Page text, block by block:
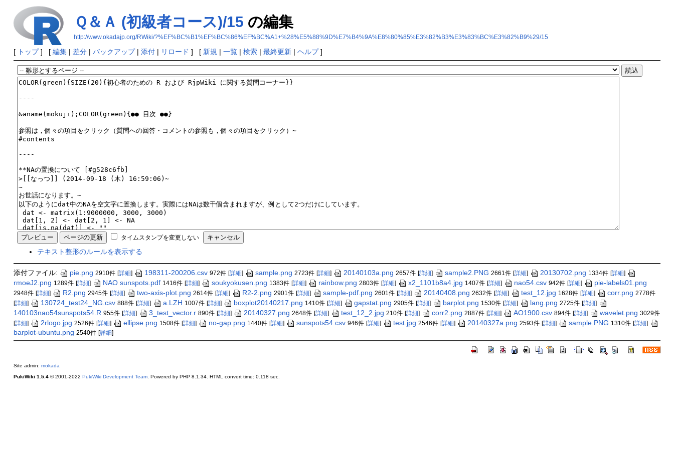
Ｑ＆Ａ (初級者コース)/15 の編集
http://www.okadajp.org/RWiki/?%EF%BC%B1%EF%BC%86%EF%BC%A1+%28%E5%88%9D%E7%B4%9A%E8%80%85%E3%82%B3%E3%83%BC%E3%82%B9%29/15
[ トップ] [ 編集| 差分| バックアップ| 添付| リロード ] [ 新規 | 一覧| 検索| 最終更新| ヘルプ]
タイムスタンプを変更しない
テキスト整形のルールを表示する
添付ファイル: pie.png 2910件 [詳細] 198311-200206.csv 972件 [詳細] sample.png 2723件 [詳細] 20140103a.png 2657件 [詳細] sample2.PNG 2661件 [詳細] 20130702.png 1334件 [詳細]
rmoeJ2.png 1289件 [詳細] NAO sunspots.pdf 1416件 [詳細] soukyokusen.png 1383件 [詳細] rainbow.png 2803件 [詳細] x2_1101b8a4.jpg 1407件 [詳細] nao54.csv 942件 [詳細] pie-labels01.png
2948件 [詳細] R2.png 2945件 [詳細] two-axis-plot.png 2614件 [詳細] R2-2.png 2901件 [詳細] sample-pdf.png 2601件 [詳細] 20140408.png 2632件 [詳細] test_12.jpg 1628件 [詳細] corr.png 2778件
[詳細] 130724_test24_NG.csv 888件 [詳細] a.LZH 1007件 [詳細] boxplot20140217.png 1410件 [詳細] gapstat.png 2905件 [詳細] barplot.png 1530件 [詳細] lang.png 2725件 [詳細]
140103nao54sunspots54.R 955件 [詳細] 3_test_vector.r 890件 [詳細] 20140327.png 2648件 [詳細] test_12_2.jpg 210件 [詳細] corr2.png 2887件 [詳細] AO1900.csv 894件 [詳細] wavelet.png 3029件
[詳細] 2rlogo.jpg 2526件 [詳細] ellipse.png 1508件 [詳細] no-gap.png 1440件 [詳細] sunspots54.csv 946件 [詳細] test.jpg 2546件 [詳細] 20140327a.png 2593件 [詳細] sample.PNG 1310件 [詳細]
barplot-ubuntu.png 2540件 [詳細]
Site admin: mokada
PukiWiki 1.5.4© 2001-2022 PukiWiki Development Team. Powered by PHP 8.1.34. HTML convert time: 0.118 sec.